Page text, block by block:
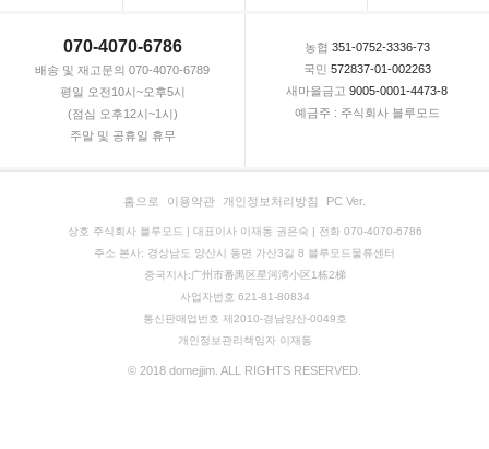
070-4070-6786
배송 및 재고문의 070-4070-6789
평일 오전10시~오후5시
(점심 오후12시~1시)
주말 및 공휴일 휴무
농협 351-0752-3336-73
국민 572837-01-002263
새마을금고 9005-0001-4473-8
예금주 : 주식회사 블루모드
홈으로 이용약관 개인정보처리방침 PC Ver.
상호 주식회사 블루모드 | 대표이사 이재동 권은숙 | 전화 070-4070-6786
주소 본사: 경상남도 양산시 동면 가산3길 8 블루모드물류센터
중국지사:广州市番禺区星河湾小区1栋2梯
사업자번호 621-81-80834
통신판매업번호 제2010-경남양산-0049호
개인정보관리책임자 이재동
© 2018 domejjim. ALL RIGHTS RESERVED.